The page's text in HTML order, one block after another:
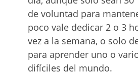
de voluntad para
poco vale dedicar 2 o 3
vez a la semana, o solo
para aprender uno o
difíciles del mundo.